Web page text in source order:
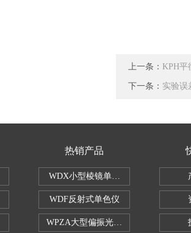
上一条： KPH平
下一条： 实验误
热销产品
WDX小型棱镜单色仪
WDF反射式单色仪
WPZA大型偏振光演示仪